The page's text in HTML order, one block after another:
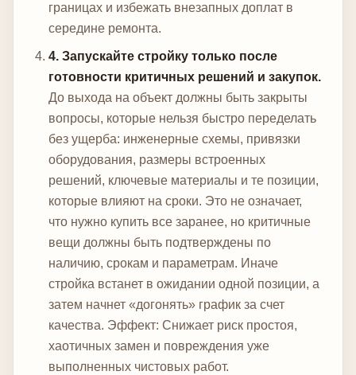
границах и избежать внезапных доплат в
середине ремонта.
4. Запускайте стройку только после
готовности критичных решений и закупок.
До выхода на объект должны быть закрыты
вопросы, которые нельзя быстро переделать
без ущерба: инженерные схемы, привязки
оборудования, размеры встроенных
решений, ключевые материалы и те позиции,
которые влияют на сроки. Это не означает,
что нужно купить все заранее, но критичные
вещи должны быть подтверждены по
наличию, срокам и параметрам. Иначе
стройка встанет в ожидании одной позиции, а
затем начнет «догонять» график за счет
качества. Эффект: Снижает риск простоя,
хаотичных замен и повреждения уже
выполненных чистовых работ.